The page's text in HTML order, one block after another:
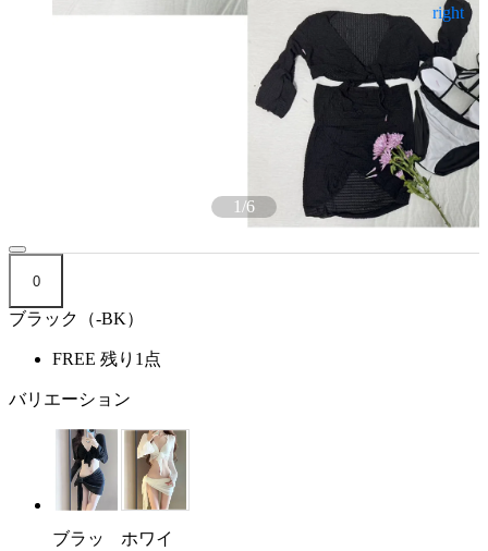
1/6
0
ブラック（-BK）
FREE 残り1点
バリエーション
ブラッ
ホワイ